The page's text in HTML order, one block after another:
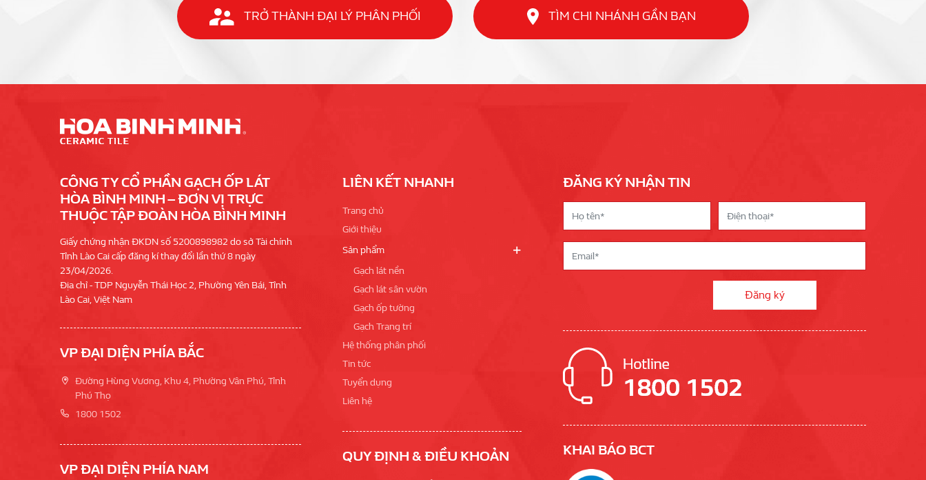
TRỞ THÀNH ĐẠI LÝ PHÂN PHỐI TÌM CHI NHÁNH GẦN BẠN
CÔNG TY CỔ PHẦN GẠCH ỐP LÁT
HÒA BÌNH MINH – ĐƠN VỊ TRỰC
THUỘC TẬP ĐOÀN HÒA BÌNH MINH
Giấy chứng nhận ĐKDN số 5200898982 do sở Tài chính
Tỉnh Lào Cai cấp đăng kí thay đổi lần thứ 8 ngày
23/04/2026.
Địa chỉ - TDP Nguyễn Thái Học 2, Phường Yên Bái, Tỉnh
Lào Cai, Việt Nam
VP ĐẠI DIỆN PHÍA BẮC
Đường Hùng Vương, Khu 4, Phường Vân Phú, Tỉnh
Phú Thọ
1800 1502
VP ĐẠI DIỆN PHÍA NAM
LIÊN KẾT NHANH
Trang chủ
Giới thiệu
Sản phẩm
Gạch lát nền
Gạch lát sân vườn
Gạch ốp tường
Gạch Trang trí
Hệ thống phân phối
Tin tức
Tuyển dụng
Liên hệ
QUY ĐỊNH & ĐIỀU KHOẢN
ĐĂNG KÝ NHẬN TIN
KHAI BÁO BCT